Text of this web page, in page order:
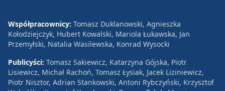
Współpracownicy: Tomasz Duklanowski, Agnieszka
Kołodziejczyk, Hubert Kowalski, Mariola Łukawska, Jan
Przemyłski, Natalia Wasilewska, Konrad Wysocki
Publicyści: Tomasz Sakiewicz, Katarzyna Gójska, Piotr
Lisiewicz, Michał Rachoń, Tomasz Łysiak, Jacek Liziniewicz,
Piotr Nisztor, Adrian Stankowski, Antoni Rybczyński, Krzysztof